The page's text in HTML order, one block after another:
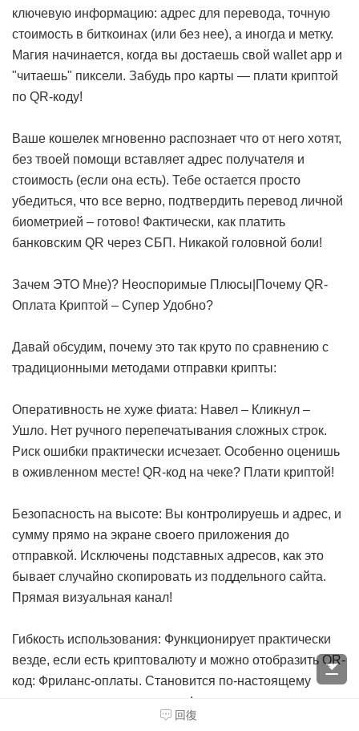
ключевую информацию: адрес для перевода, точную
стоимость в биткоинах (или без нее), а иногда и метку.
Магия начинается, когда вы достаешь свой wallet app и
"читаешь" пиксели. Забудь про карты — плати криптой
по QR-коду!
Ваше кошелек мгновенно распознает что от него хотят,
без твоей помощи вставляет адрес получателя и
стоимость (если она есть). Тебе остается просто
убедиться, что все верно, подтвердить перевод личной
биометрией – готово! Фактически, как платить
банковским QR через СБП. Никакой головной боли!
Зачем ЭТО Мне)? Неоспоримые Плюсы|Почему QR-
Оплата Криптой – Супер Удобно?
Давай обсудим, почему это так круто по сравнению с
традиционными методами отправки крипты:
Оперативность не хуже фиата: Навел – Кликнул –
Ушло. Нет ручного перепечатывания сложных строк.
Риск ошибки практически исчезает. Особенно оценишь
в оживленном месте! QR-код на чеке? Плати криптой!
Безопасность на высоте: Вы контролируешь и адрес, и
сумму прямо на экране своего приложения до
отправкой. Исключены подставных адресов, как это
бывает случайно скопировать из поддельного сайта.
Прямая визуальная канал!
Гибкость использования: Функционирует практически
везде, если есть криптовалюту и можно отобразить QR-
код: Фриланс-оплаты. Становится по-настоящему
повседневным инструментом!
回復